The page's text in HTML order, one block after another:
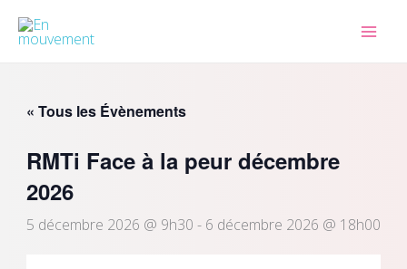
« Tous les Évènements
RMTi Face à la peur décembre
2026
5 décembre 2026 @ 9h30 - 6 décembre 2026 @ 18h00